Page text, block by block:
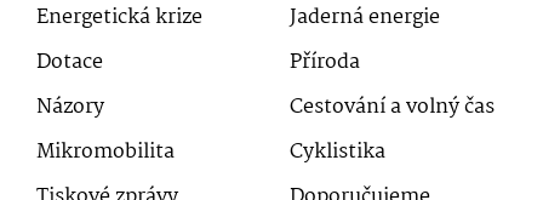
Energetická krize
Jaderná energie
Dotace
Příroda
Názory
Cestování a volný čas
Mikromobilita
Cyklistika